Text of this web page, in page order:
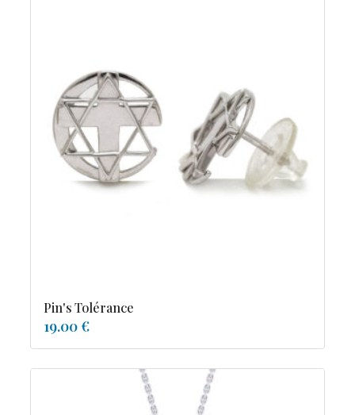
Pin's Tolérance
19.00 €